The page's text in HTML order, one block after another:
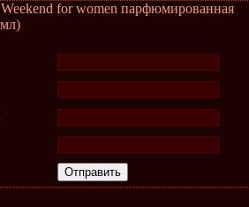
for women парфюмированная